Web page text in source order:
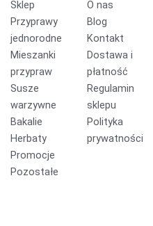
Sklep
Przyprawy
jednorodne
Mieszanki
przypraw
Susze
warzywne
Bakalie
Herbaty
Promocje
Pozostałe
O nas
Blog
Kontakt
Dostawa i
płatność
Regulamin
sklepu
Polityka
prywatności